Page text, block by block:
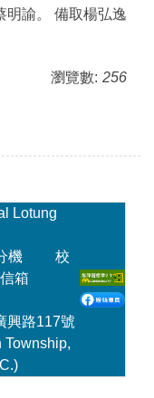
明諭。 備取楊弘逸
瀏覽數: 256
Lotung
機
校
箱
興路117號
Township,